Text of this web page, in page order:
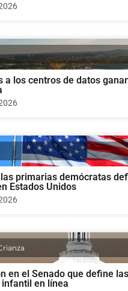
a los centros de datos
primarias demócratas
Estados Unidos
en el Senado que define
en línea